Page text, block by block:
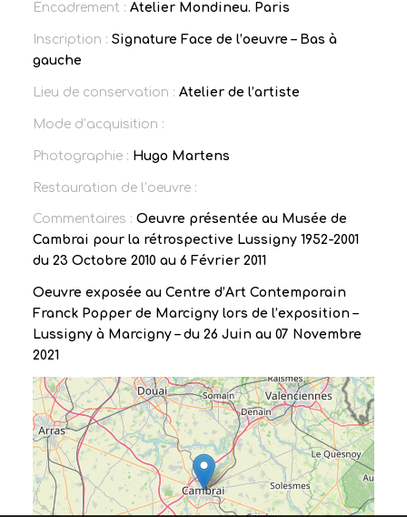
Encadrement : Atelier Mondineu. Paris
Inscription : Signature Face de l’oeuvre – Bas à
gauche
Lieu de conservation : Atelier de l’artiste
Mode d’acquisition :
Photographie : Hugo Martens
Restauration de l’oeuvre :
Commentaires : Oeuvre présentée au Musée de
Cambrai pour la rétrospective Lussigny 1952-2001
du 23 Octobre 2010 au 6 Février 2011
Oeuvre exposée au Centre d’Art Contemporain
Franck Popper de Marcigny lors de l’exposition –
Lussigny à Marcigny – du 26 Juin au 07 Novembre
2021